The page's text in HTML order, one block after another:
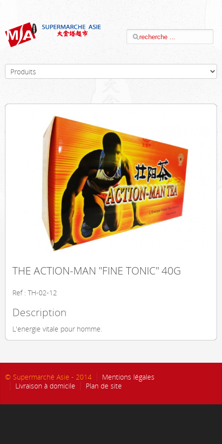
THE ACTION-MAN "FINE TONIC" 40G
Ref : TH-02-12
Description
L'energie vitale pour homme.
© Supermarché Asie - 2014
Mentions légales
Livraison à domicile
Plan de site